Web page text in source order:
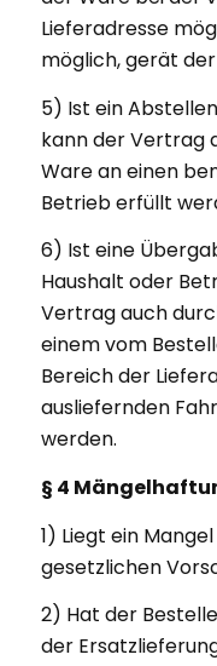
Lieferadresse
möglich, gerät
5) Ist ein
kann der Vertrag
Ware an einen
Betrieb erfüllt
6) Ist eine
Haushalt oder
Vertrag auch
einem vom
Bereich der
ausliefernden
werden.
§ 4
1) Liegt ein
gesetzlichen
2) Hat der
der